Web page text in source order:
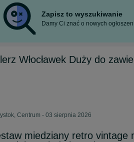
Zapisz to wyszukiwanie
Damy Ci znać o nowych
Włocławek Duży do
Centrum - 03 sierpnia 2026
miedziany retro vintage